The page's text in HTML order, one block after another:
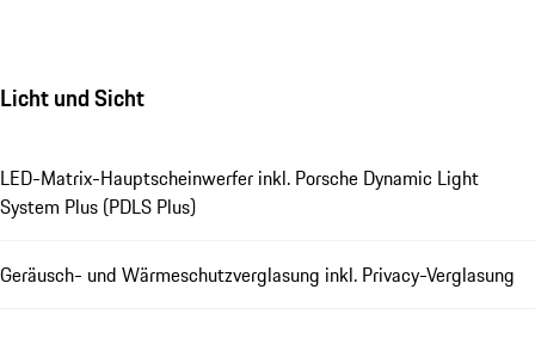
Licht und Sicht
LED-Matrix-Hauptscheinwerfer inkl. Porsche Dynamic Light
System Plus (PDLS Plus)
Geräusch- und Wärmeschutzverglasung inkl. Privacy-Verglasung